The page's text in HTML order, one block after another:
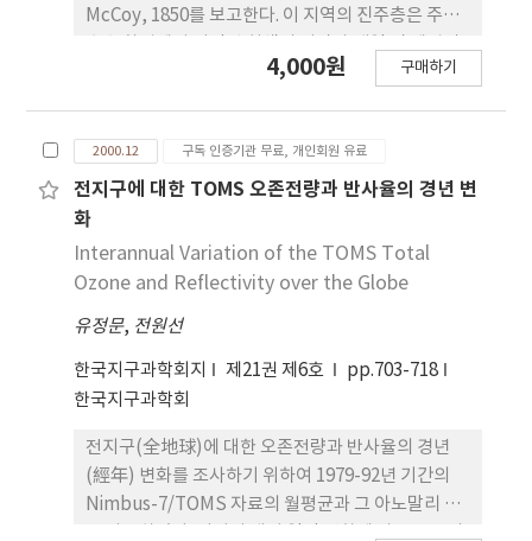
McCoy, 1850를 보고한다. 이 지역의 진주층은 주로
사암으로 구성되어 있다. 이러한 Protovirgularia의
4,000원 구매하기
2000.12 구독 인증기관 무료, 개인회원 유료
전지구에 대한 TOMS 오존전량과 반사율의 경년 변
화
Interannual Variation of the TOMS Total
Ozone and Reflectivity over the Globe
유정문, 전원선
한국지구과학회지 제21권 제6호
pp.703-718
한국지구과학회
전지구(全地球)에 대한 오존전량과 반사율의 경년
(經年) 변화를 조사하기 위하여 1979-92년 기간의
Nimbus-7/TOMS 자료의 월평균과 그 아노말리 값